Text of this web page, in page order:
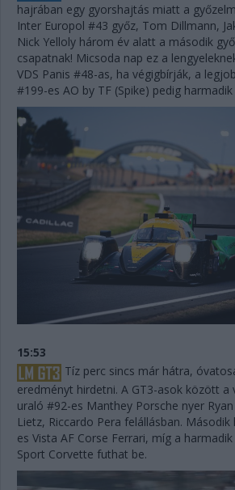
hajrában egy gyorshajtás miatt a
Inter Europol #43 győz, Tom Dillmann,
Nick Yelloly három év alatt a második
csapatnak! Micsoda nap ez a
VDS Panis #48-as, ha végigbírják, a
#199-es AO by TF (Spike) pedig harmadik
15:53
Tíz perc sincs már hátra,
eredményt hirdetni. A GT3-asok között a
uraló #92-es Manthey Porsche nyer
Lietz, Riccardo Pera felállásban.
es Vista AF Corse Ferrari, míg a
Sport Corvette futhat be.